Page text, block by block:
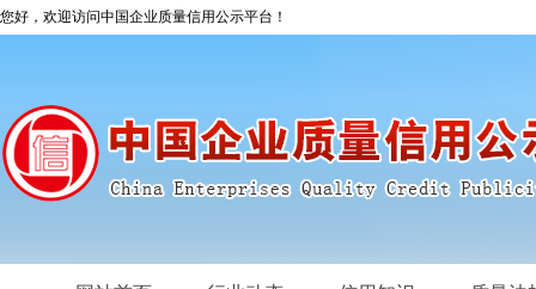
您好，欢迎访问中国企业质量信用公示平台！